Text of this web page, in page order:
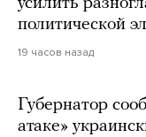
политической
19 часов назад
Губернатор
атаке»